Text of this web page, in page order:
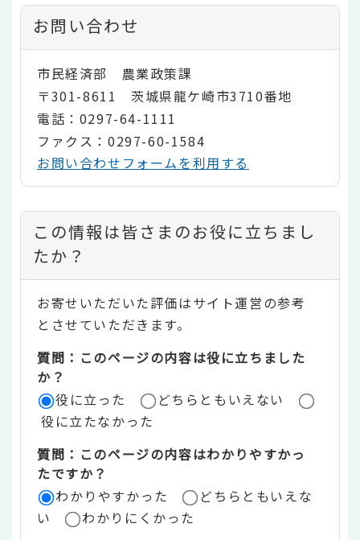
お問い合わせ
市民経済部 農業政策課
〒301-8611 茨城県龍ケ崎市3710番地
電話：0297-64-1111
ファクス：0297-60-1584
お問い合わせフォームを利用する
コ
ン
テ
ン
ツ
評
価
リ
ア
この情報は皆さまのお役に立ちまし
たか？
お寄せいただいた評価はサイト運営の参考
とさせていただきます。
質問：このページの内容は役に立ちました
か？
役に立った
どちらともいえない
役に立たなかった
質問：このページの内容はわかりやすかっ
たですか？
わかりやすかった
どちらともいえな
い
わかりにくかった